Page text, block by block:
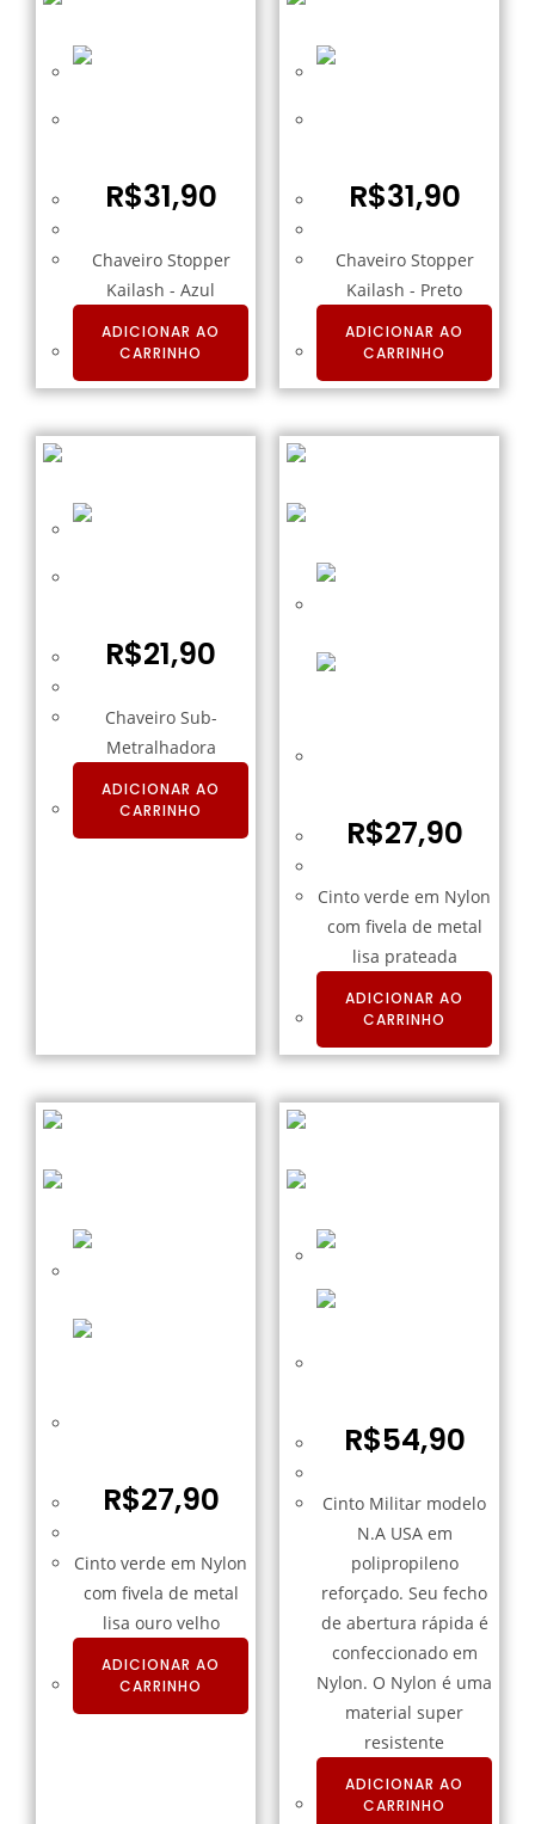
R$31,90
Chaveiro Stopper
Kailash - Azul
ADICIONAR AO
CARRINHO
R$31,90
Chaveiro Stopper
Kailash - Preto
ADICIONAR AO
CARRINHO
R$21,90
Chaveiro Sub-
Metralhadora
ADICIONAR AO
CARRINHO
R$27,90
Cinto verde em Nylon
com fivela de metal
lisa prateada
ADICIONAR AO
CARRINHO
R$27,90
Cinto verde em Nylon
com fivela de metal
lisa ouro velho
ADICIONAR AO
CARRINHO
R$54,90
Cinto Militar modelo
N.A USA em
polipropileno
reforçado. Seu fecho
de abertura rápida é
confeccionado em
Nylon. O Nylon é uma
material super
resistente
ADICIONAR AO
CARRINHO